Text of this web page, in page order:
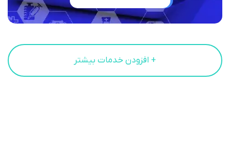
+ افزودن خدمات بیشتر